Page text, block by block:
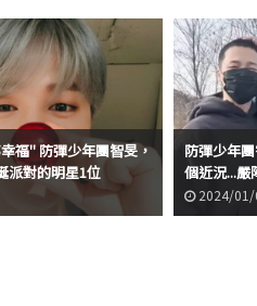
福" 防彈少年團智旻，
派對的明星1位
防彈少年
個近況...嚴
2024/